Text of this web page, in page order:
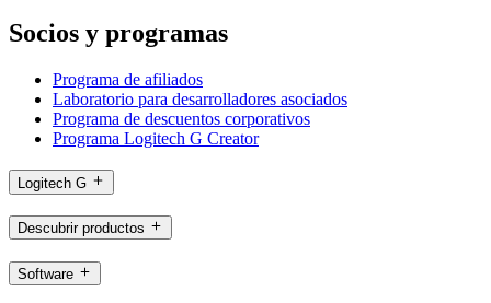
Socios y programas
Programa de afiliados
Laboratorio para desarrolladores asociados
Programa de descuentos corporativos
Programa Logitech G Creator
Logitech G
Descubrir productos
Software